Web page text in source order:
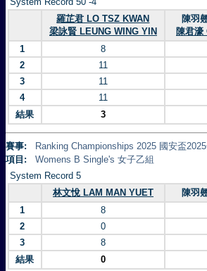
羅芷君 LO TSZ KWAN
梁詠賢 LEUNG WING YIN
陳羽
陳君濠
1
8
2
11
3
11
4
11
結果
3
賽事:
Ranking Championships 2025 國安盃
項目:
Womens B Single's 女子乙組
System Record 5
林文悅 LAM MAN YUET
陳羽
1
8
2
0
3
8
結果
0